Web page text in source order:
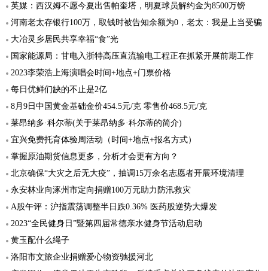
英媒：西汉姆不愿今夏出售帕奎塔，明夏球员解约金为8500万镑
河南老太存银行100万，取钱时被告知余额为0，老太：我是上当受骗
大冶灵乡居民共享幸福“食”光
国家能源局：甘电入浙特高压直流输电工程正在抓紧开展前期工作
2023李荣浩上海演唱会时间+地点+门票价格
每日优鲜们缺的不止是2亿
8月9日中国黄金基础金价454.5元/克 零售价468.5元/克
莱昂纳多·科尔蒂(关于莱昂纳多·科尔蒂的简介)
宜兴免费托育体验周活动（时间+地点+报名方式）
掌握原油期货信息更多，分析才会更有方向？
北京确保“大灾之后无大疫”，抽调15万余名志愿者开展环境清理
永安林业向涿州市定向捐赠100万元助力防汛救灾
A股午评：沪指震荡调整半日跌0.36% 医药股逆势大爆发
2023“全民健身日”暨第四届常德亲水健身节活动启动
黄玉配什么绳子
洛阳市文旅企业捐赠爱心物资驰援河北